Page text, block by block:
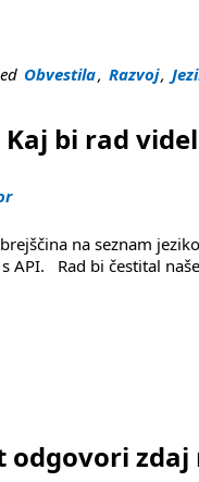
นรับ (Dobrodošli), da
Obvestila, Razvoj,
bi rad
na seznam
API. Rad bi čestital
naslednji? "
zdaj